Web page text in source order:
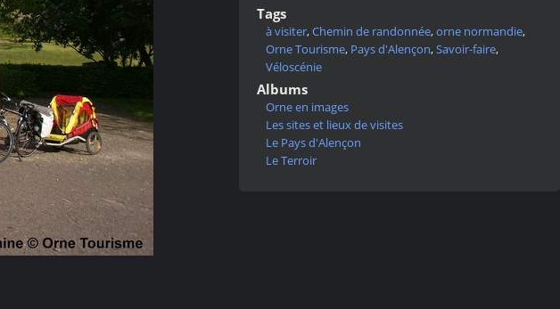
Tags
à visiter,Chemin de randonnée,orne normandie,
Orne Tourisme, Pays d'Alençon,Savoir-faire,
Véloscénie
Albums
Orne en images
Les sites et lieux de visites
Le Pays d'Alençon
Le Terroir